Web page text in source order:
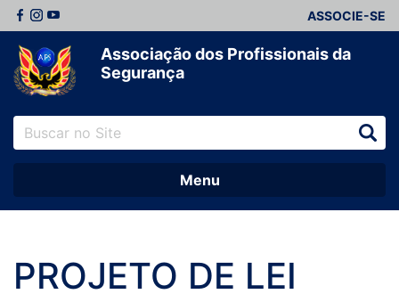
ASSOCIE-SE
Associação dos Profissionais da
Segurança
Menu
PROJETO DE LEI